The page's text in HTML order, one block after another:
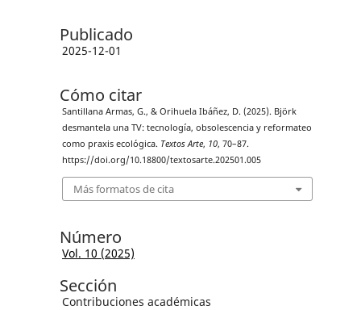
Publicado
2025-12-01
Cómo citar
Santillana Armas, G., & Orihuela Ibáñez, D. (2025). Björk
desmantela una TV: tecnología, obsolescencia y reformateo
como praxis ecológica. Textos Arte, 10, 70–87.
https://doi.org/10.18800/textosarte.202501.005
Más formatos de cita
Número
Vol. 10 (2025)
Sección
Contribuciones académicas